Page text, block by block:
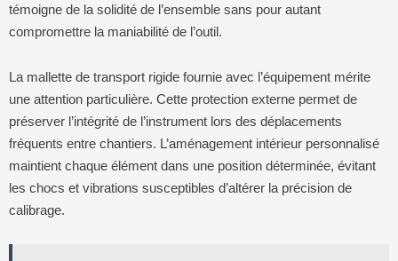
témoigne de la solidité de l’ensemble sans pour autant
compromettre la maniabilité de l’outil.
La mallette de transport rigide fournie avec l’équipement mérite
une attention particulière. Cette protection externe permet de
préserver l’intégrité de l’instrument lors des déplacements
fréquents entre chantiers. L’aménagement intérieur personnalisé
maintient chaque élément dans une position déterminée, évitant
les chocs et vibrations susceptibles d’altérer la précision de
calibrage.